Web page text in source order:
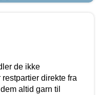
de ikke
direkte fra
altid garn til